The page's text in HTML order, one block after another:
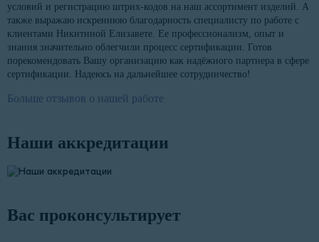
условий и регистрацию штрих-кодов на наш ассортимент изделий. А
также выражаю искреннюю благодарность специалисту по работе с
клиентами Никитиной Елизавете. Ее профессионализм, опыт и
знания значительно облегчили процесс сертификации. Готов
порекомендовать Вашу организацию как надёжного партнера в сфере
сертификации. Надеюсь на дальнейшее сотрудничество!
Больше отзывов о нашей работе
Наши аккредитации
Вас проконсультирует